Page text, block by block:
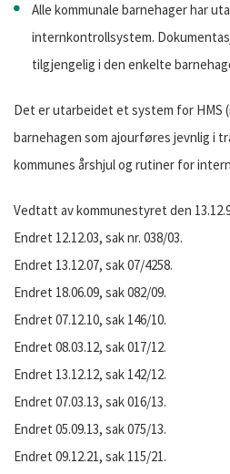
Alle kommunale barnehager har
internkontrollsystem.
tilgjengelig i den enkelte
Det er utarbeidet et system for
barnehagen som ajourføres jevnlig i
kommunes årshjul og rutiner for
Vedtatt av kommunestyret den
Endret 12.12.03, sak nr. 038/03.
Endret 13.12.07, sak 07/4258.
Endret 18.06.09, sak 082/09.
Endret 07.12.10, sak 146/10.
Endret 08.03.12, sak 017/12.
Endret 13.12.12, sak 142/12.
Endret 07.03.13, sak 016/13.
Endret 05.09.13, sak 075/13.
Endret 09.12.21, sak 115/21.